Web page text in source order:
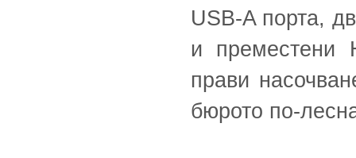
USB-A порта,
и преместени
прави
бюрото по-